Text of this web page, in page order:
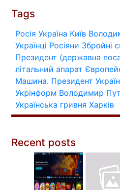
Tags
Росія Україна Київ
Українці Росіяни Збройні
Президент (державна
літальний апарат
Машина. Президент
Укрінформ Володимир
Українська гривня Харків
Recent posts